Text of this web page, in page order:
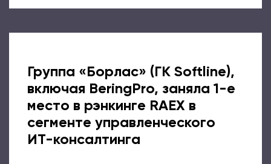
Группа «Борлас» (ГК Softline),
включая BeringPro, заняла 1-е
место в рэнкинге RAEX в
сегменте управленческого
ИТ-консалтинга